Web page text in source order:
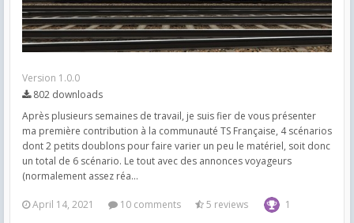
Version 1.0.0
802 downloads
Après plusieurs semaines de travail, je suis fier de vous présenter
ma première contribution à la communauté TS Française, 4 scénarios
dont 2 petits doublons pour faire varier un peu le matériel, soit donc
un total de 6 scénario. Le tout avec des annonces voyageurs
(normalement assez réa...
April 14, 2021 10 comments 5 reviews 1